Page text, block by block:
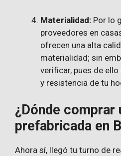
Materialidad: Por lo
proveedores en
ofrecen una alta
materialidad; sin
verificar, pues de
y resistencia de tu
¿Dónde comprar
prefabricada en
Ahora sí, llegó tu turno de